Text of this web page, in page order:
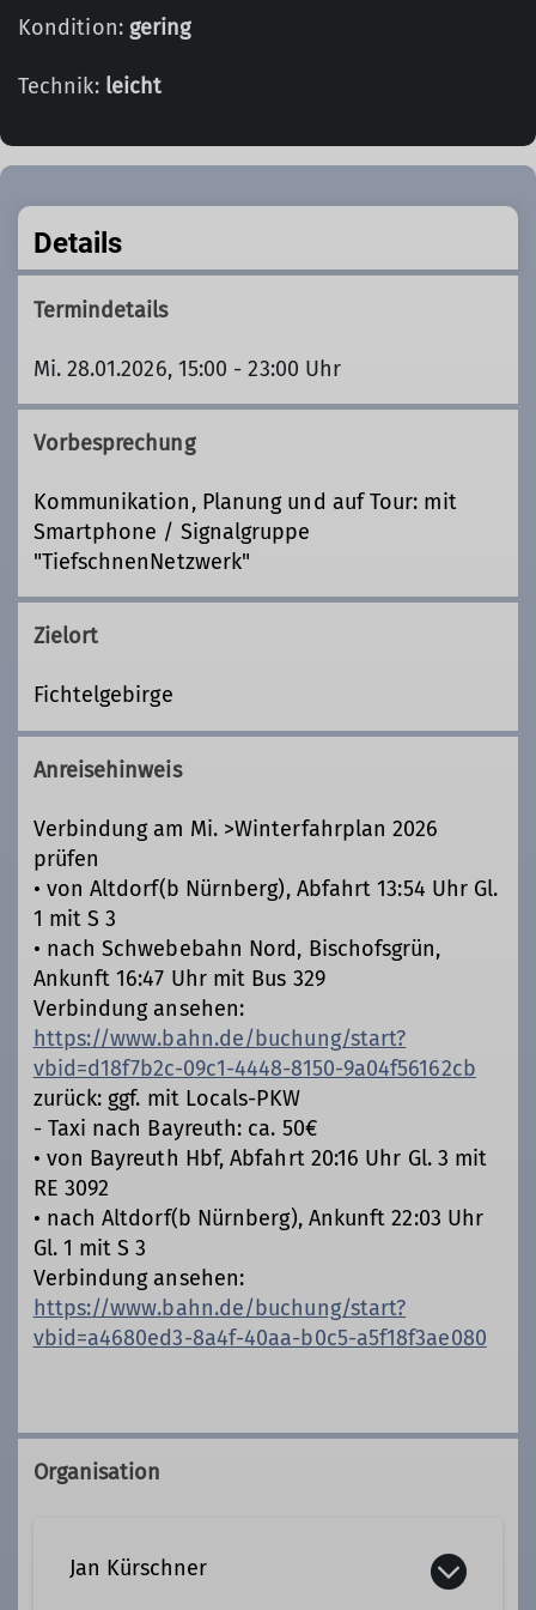
Kondition: gering
Technik: leicht
Details
Termindetails
Mi. 28.01.2026, 15:00 - 23:00 Uhr
Vorbesprechung
Kommunikation, Planung und auf Tour: mit
Smartphone / Signalgruppe
"TiefschnenNetzwerk"
Zielort
Fichtelgebirge
Anreisehinweis
Verbindung am Mi. >Winterfahrplan 2026
prüfen
• von Altdorf(b Nürnberg), Abfahrt 13:54 Uhr Gl.
1 mit S 3
• nach Schwebebahn Nord, Bischofsgrün,
Ankunft 16:47 Uhr mit Bus 329
Verbindung ansehen:
https://www.bahn.de/buchung/start?
vbid=d18f7b2c-09c1-4448-8150-9a04f56162cb
zurück: ggf. mit Locals-PKW
- Taxi nach Bayreuth: ca. 50€
• von Bayreuth Hbf, Abfahrt 20:16 Uhr Gl. 3 mit
RE 3092
• nach Altdorf(b Nürnberg), Ankunft 22:03 Uhr
Gl. 1 mit S 3
Verbindung ansehen:
https://www.bahn.de/buchung/start?
vbid=a4680ed3-8a4f-40aa-b0c5-a5f18f3ae080
Organisation
Jan Kürschner